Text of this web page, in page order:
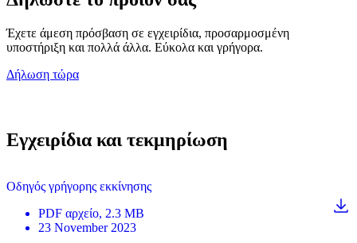
Έχετε άμεση πρόσβαση σε εγχειρίδια, προσαρμοσμένη
υποστήριξη και πολλά άλλα. Εύκολα και γρήγορα.
Δήλωση τώρα
Εγχειρίδια και τεκμηρίωση
Οδηγός γρήγορης εκκίνησης
PDF αρχείο, 2.3 MB
23 November 2023